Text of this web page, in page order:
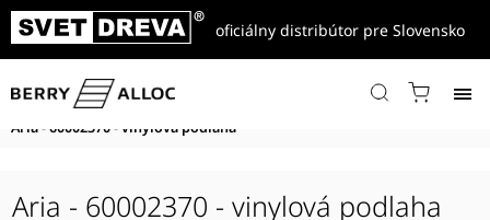
oficiálny distribútor pre Slovensko
Domov / Produkty / Vinylové podlahy
Spirit Soul XL Plank
Spirit Soul Click 55 XL Plank
Aria - 60002370 - vinylová podlaha
Aria - 60002370 - vinylová podlaha